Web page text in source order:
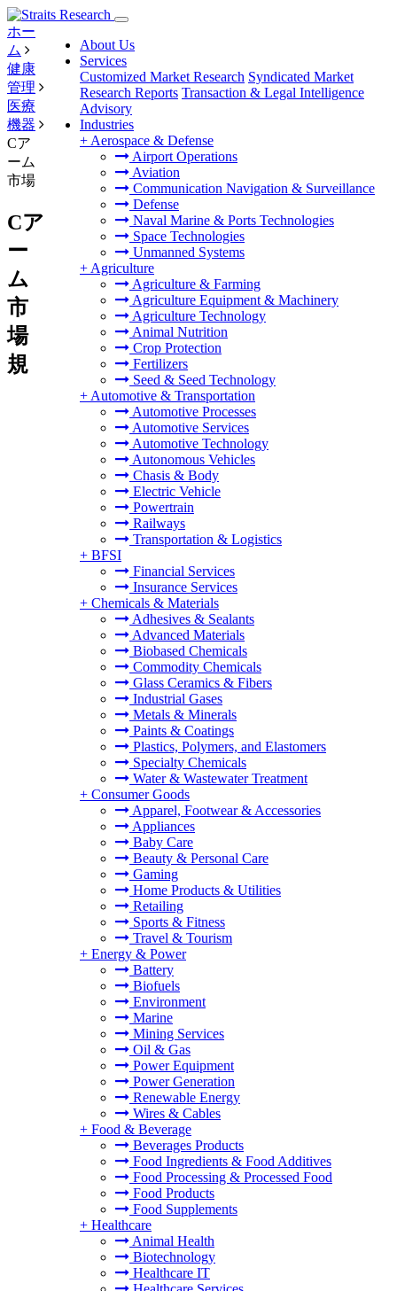
About Us
Services
Customized Market Research Syndicated Market
Research Reports Transaction & Legal Intelligence
Advisory
Industries
+ Aerospace & Defense
Airport Operations
Aviation
Communication Navigation & Surveillance
Defense
Naval Marine & Ports Technologies
Space Technologies
Unmanned Systems
+ Agriculture
Agriculture & Farming
Agriculture Equipment & Machinery
Agriculture Technology
Animal Nutrition
Crop Protection
Fertilizers
Seed & Seed Technology
+ Automotive & Transportation
Automotive Processes
Automotive Services
Automotive Technology
Autonomous Vehicles
Chasis & Body
Electric Vehicle
Powertrain
Railways
Transportation & Logistics
+ BFSI
Financial Services
Insurance Services
+ Chemicals & Materials
Adhesives & Sealants
Advanced Materials
Biobased Chemicals
Commodity Chemicals
Glass Ceramics & Fibers
Industrial Gases
Metals & Minerals
Paints & Coatings
Plastics, Polymers, and Elastomers
Specialty Chemicals
Water & Wastewater Treatment
+ Consumer Goods
Apparel, Footwear & Accessories
Appliances
Baby Care
Beauty & Personal Care
Gaming
Home Products & Utilities
Retailing
Sports & Fitness
Travel & Tourism
+ Energy & Power
Battery
Biofuels
Environment
Marine
Mining Services
Oil & Gas
Power Equipment
Power Generation
Renewable Energy
Wires & Cables
+ Food & Beverage
Beverages Products
Food Ingredients & Food Additives
Food Processing & Processed Food
Food Products
Food Supplements
+ Healthcare
Animal Health
Biotechnology
Healthcare IT
ホー
ム
健康
管理
医療
機器
Cア
ーム
市場
Cア
ー
ム
市
場
規